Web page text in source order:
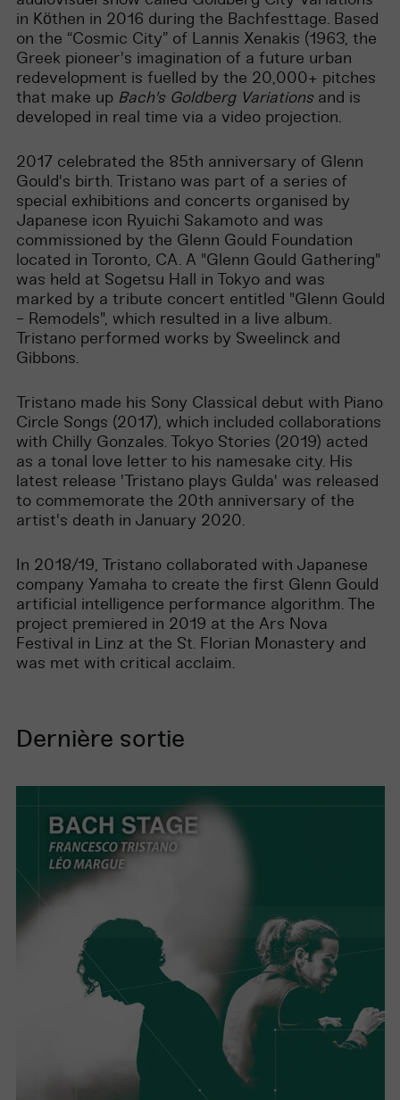
in Köthen in 2016 during the Bachfesttage. Based
on the “Cosmic City” of Lannis Xenakis (1963, the
Greek pioneer's imagination of a future urban
redevelopment is fuelled by the 20,000+ pitches
that make up Bach's Goldberg Variationsand is
developed in real time via a video projection.
2017 celebrated the 85th anniversary of Glenn
Gould's birth. Tristano was part of a series of
special exhibitions and concerts organised by
Japanese icon Ryuichi Sakamoto and was
commissioned by the Glenn Gould Foundation
located in Toronto, CA. A "Glenn Gould Gathering"
was held at Sogetsu Hall in Tokyo and was
marked by a tribute concert entitled "Glenn Gould
- Remodels", which resulted in a live album.
Tristano performed works by Sweelinck and
Gibbons.
Tristano made his Sony Classical debut with Piano
Circle Songs (2017), which included collaborations
with Chilly Gonzales. Tokyo Stories (2019) acted
as a tonal love letter to his namesake city. His
latest release 'Tristano plays Gulda' was released
to commemorate the 20th anniversary of the
artist's death in January 2020.
In 2018/19, Tristano collaborated with Japanese
company Yamaha to create the first Glenn Gould
artificial intelligence performance algorithm. The
project premiered in 2019 at the Ars Nova
Festival in Linz at the St. Florian Monastery and
was met with critical acclaim.
Dernière sortie